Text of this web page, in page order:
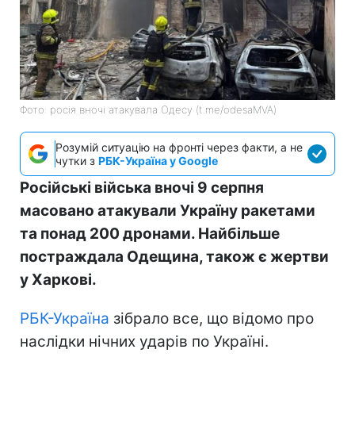
Фото: росія вночі атакувала Одесу (t.me/odesaMVA)
Розумій ситуацію на фронті через факти, а не
чутки з РБК-Україна у Google
Російські війська вночі 9 серпня
масовано атакували Україну ракетами
та понад 200 дронами. Найбільше
постраждала Одещина, також є жертви
у Харкові.
РБК-Україна зібрало все, що відомо про
наслідки нічних ударів по Україні.